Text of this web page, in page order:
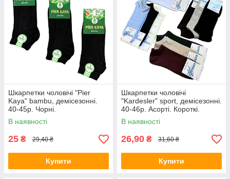
Шкарпетки чоловічі "Pier
Kaya" bambu, демісезонні.
40-45р. Чорні.
В наявності
25 ₴ 29,40 ₴
Купити
Шкарпетки чоловічі
"Kardesler" sport, демісезонні.
40-46р. Асорті. Короткі.
В наявності
26,90 ₴ 31,60 ₴
Купити